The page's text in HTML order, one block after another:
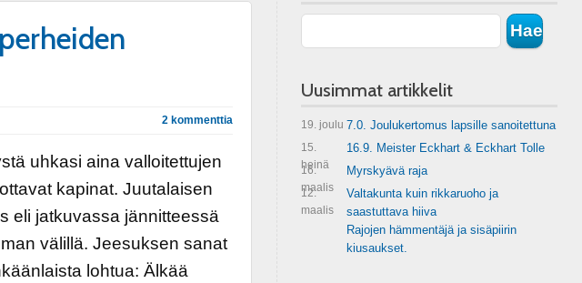
2 kommenttia
uhkasi aina valloitettujen
kapinat. Juutalaisen
eli jatkuvassa jännitteessä
välillä. Jeesuksen sanat
lohtua: Älkää
Uusimmat artikkelit
19. joulu 7.0. Joulukertomus lapsille sanoitettuna
15.
heinä
16.9. Meister Eckhart & Eckhart Tolle
16.
maalis
Myrskyävä raja
12.
maalis
Valtakunta kuin rikkaruoho ja
saastuttava hiiva
Rajojen hämmentäjä ja sisäpiirin
kiusaukset.